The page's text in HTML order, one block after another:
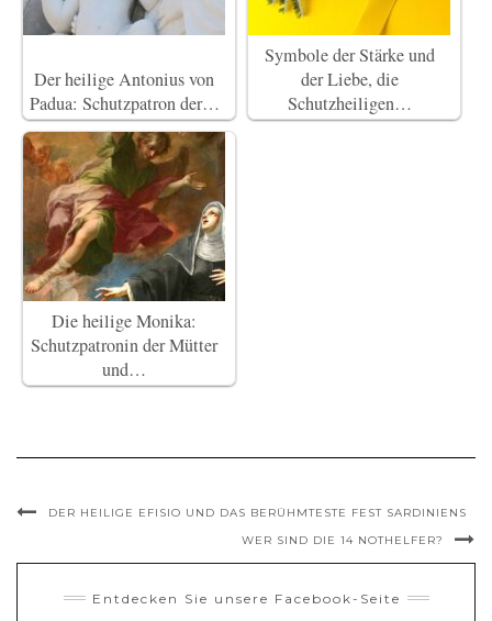
Der heilige Antonius von
Padua: Schutzpatron der…
Symbole der Stärke und
der Liebe, die
Schutzheiligen…
Die heilige Monika:
Schutzpatronin der Mütter
und…
DER HEILIGE EFISIO UND DAS BERÜHMTESTE FEST SARDINIENS
WER SIND DIE 14 NOTHELFER?
Entdecken Sie unsere Facebook-Seite